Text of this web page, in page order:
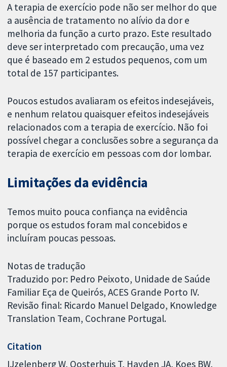
A terapia de exercício pode não ser melhor do que
a ausência de tratamento no alívio da dor e
melhoria da função a curto prazo. Este resultado
deve ser interpretado com precaução, uma vez
que é baseado em 2 estudos pequenos, com um
total de 157 participantes.
Poucos estudos avaliaram os efeitos indesejáveis,
e nenhum relatou quaisquer efeitos indesejáveis
relacionados com a terapia de exercício. Não foi
possível chegar a conclusões sobre a segurança da
terapia de exercício em pessoas com dor lombar.
Limitações da evidência
Temos muito pouca confiança na evidência
porque os estudos foram mal concebidos e
incluíram poucas pessoas.
Notas de tradução
Traduzido por: Pedro Peixoto, Unidade de Saúde
Familiar Eça de Queirós, ACES Grande Porto IV.
Revisão final: Ricardo Manuel Delgado, Knowledge
Translation Team, Cochrane Portugal.
Citation
IJzelenberg W, Oosterhuis T, Hayden JA, Koes BW,